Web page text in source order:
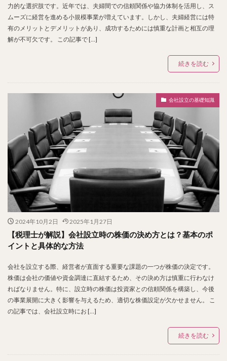
力的な選択肢です。近年では、夫婦間での信頼関係や協力体制を活用し、ス
ムーズに経営を進める小規模事業が増えています。しかし、夫婦経営には特
有のメリットとデメリットがあり、成功するためには慎重な計画と相互の理
解が不可欠です。 この記事で […]
続きを読む
会社設立の基礎知識
2024年10月2日 2025年1月27日
【税理士が解説】会社設立時の株価の決め方とは？基本のポ
イントと具体的な方法
会社を設立する際、経営者が直面する重要な課題の一つが株価の決定です。
株価は会社の価値や資金調達に直結するため、その決め方は慎重に行わなけ
ればなりません。特に、設立時の株価は投資家との信頼関係を構築し、今後
の事業展開に大きく影響を与えるため、適切な株価設定が欠かせません。 こ
の記事では、会社設立時にお […]
続きを読む